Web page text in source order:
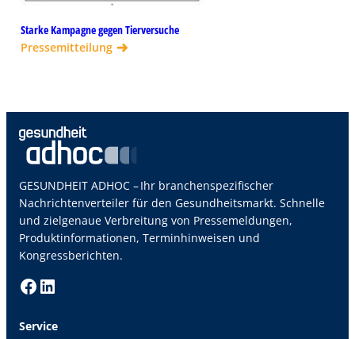
Starke Kampagne gegen Tierversuche
Pressemitteilung
GESUNDHEIT ADHOC – Ihr branchenspezifischer
Nachrichtenverteiler für den Gesundheitsmarkt. Schnelle
und zielgenaue Verbreitung von Pressemeldungen,
Produktinformationen, Terminhinweisen und
Kongressberichten.
Facebook LinkedIn
Service